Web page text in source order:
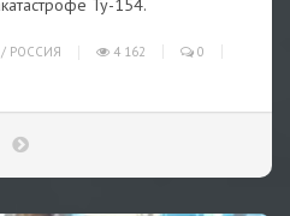
Ту-154.
/ РОССИЯ 4 162 0